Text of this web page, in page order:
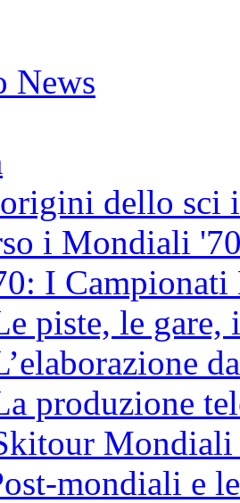
News
dello sci
i Mondiali
I
piste, le
produzione
Mondiali
mondiali e